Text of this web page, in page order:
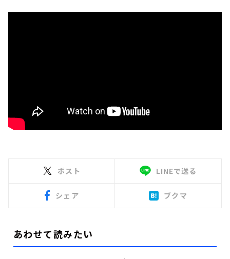
ポスト LINEで送る
シェア ブクマ
あわせて読みたい